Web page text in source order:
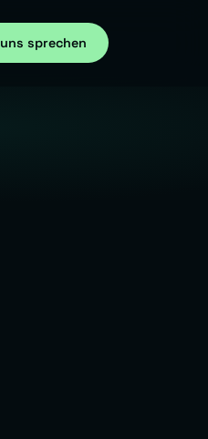
sprechen